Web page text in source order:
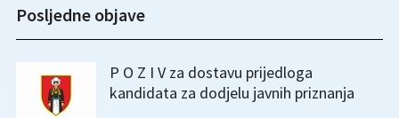
Posljedne objave
P O Z I V za dostavu prijedloga
kandidata za dodjelu javnih priznanja